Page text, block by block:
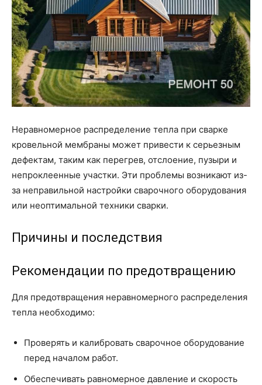
Неравномерное распределение тепла при сварке
кровельной мембраны может привести к серьезным
дефектам, таким как перегрев, отслоение, пузыри и
непроклеенные участки. Эти проблемы возникают из-
за неправильной настройки сварочного оборудования
или неоптимальной техники сварки.
Причины и последствия
Рекомендации по предотвращению
Для предотвращения неравномерного распределения
тепла необходимо:
Проверять и калибровать сварочное оборудование
перед началом работ.
Обеспечивать равномерное давление и скорость